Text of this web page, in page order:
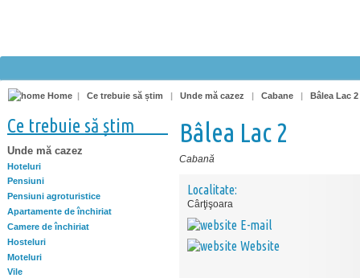
Home | Ce trebuie să știm | Unde mă cazez | Cabane | Bâlea Lac 2
Ce trebuie să știm
Unde mă cazez
Hoteluri
Pensiuni
Pensiuni agroturistice
Apartamente de închiriat
Camere de închiriat
Hosteluri
Moteluri
Vile
Bâlea Lac 2
Cabană
Localitate:
Cârţişoara
E-mail
Website